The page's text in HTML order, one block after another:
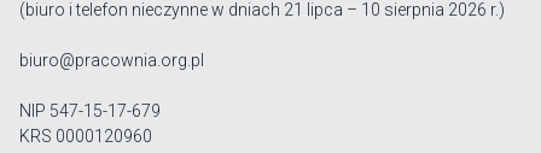
(biuro i telefon nieczynne w dniach 21 lipca – 10 sierpnia 2026 r.)
biuro@pracownia.org.pl
NIP 547-15-17-679
KRS 0000120960